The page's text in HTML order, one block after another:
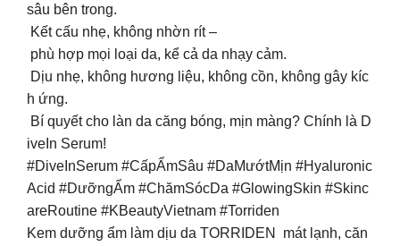
sâu bên trong.
Kết cấu nhẹ, không nhờn rít –
phù hợp mọi loại da, kể cả da nhạy cảm.
Dịu nhẹ, không hương liệu, không cồn, không gây kíc
h ứng.
Bí quyết cho làn da căng bóng, mịn màng? Chính là D
iveIn Serum!
#DiveInSerum #CấpẨmSâu #DaMướtMịn #Hyaluronic
Acid #DưỡngẨm #ChămSócDa #GlowingSkin #Skinc
areRoutine #KBeautyVietnam #Torriden
Kem dưỡng ẩm làm dịu da TORRIDEN mát lạnh, căn